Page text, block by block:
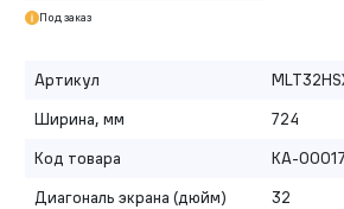
Под заказ
Артикул
Ширина, мм
724
Код товара
КА-
Диагональ экрана (дюйм)
32